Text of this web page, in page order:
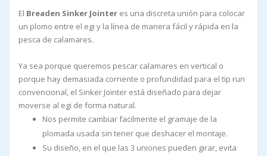
El Breaden Sinker Jointer es una discreta unión para colocar
un plomo entre el egi y la línea de manera fácil y rápida en la
pesca de calamares.
Ya sea porque queremos pescar calamares en vertical o
porque hay demasiada corriente o profundidad para el tip run
convencional, el Sinker Jointer está diseñado para dejar
moverse al egi de forma natural.
Nos permite cambiar facilmente el gramaje de la
plomada usada sin tener que deshacer el montaje.
Su diseño, en el que las 3 uniones pueden girar, evita